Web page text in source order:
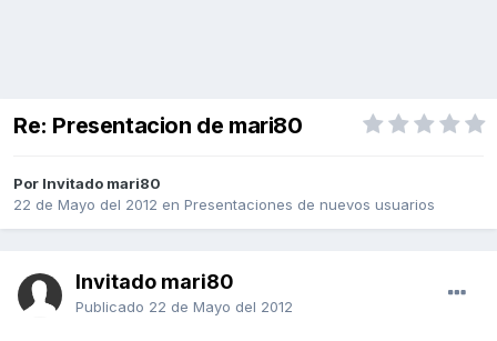
Re: Presentacion de mari80
Por Invitado mari80
22 de Mayo del 2012 en Presentaciones de nuevos usuarios
Invitado mari80
Publicado 22 de Mayo del 2012